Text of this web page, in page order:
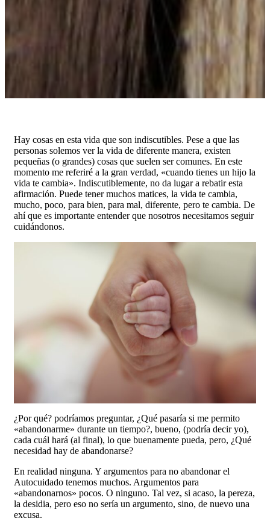
Hay cosas en esta vida que son indiscutibles. Pese a que las
personas solemos ver la vida de diferente manera, existen
pequeñas (o grandes) cosas que suelen ser comunes. En este
momento me referiré a la gran verdad, «cuando tienes un hijo la
vida te cambia». Indiscutiblemente, no da lugar a rebatir esta
afirmación. Puede tener muchos matices, la vida te cambia,
mucho, poco, para bien, para mal, diferente, pero te cambia. De
ahí que es importante entender que nosotros necesitamos seguir
cuidándonos.
¿Por qué? podríamos preguntar, ¿Qué pasaría si me permito
«abandonarme» durante un tiempo?, bueno, (podría decir yo),
cada cuál hará (al final), lo que buenamente pueda, pero, ¿Qué
necesidad hay de abandonarse?
En realidad ninguna. Y argumentos para no abandonar el
Autocuidado tenemos muchos. Argumentos para
«abandonarnos» pocos. O ninguno. Tal vez, si acaso, la pereza,
la desidia, pero eso no sería un argumento, sino, de nuevo una
excusa.